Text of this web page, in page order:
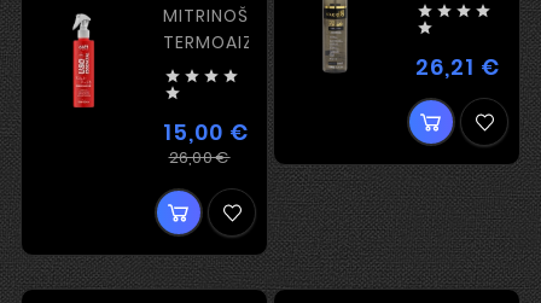
MITRINOŠA
TERMOAIZSARDZĪBA
   

15,00 €
26,00 €
Ierastā
cena
Cena
   

26,21 €